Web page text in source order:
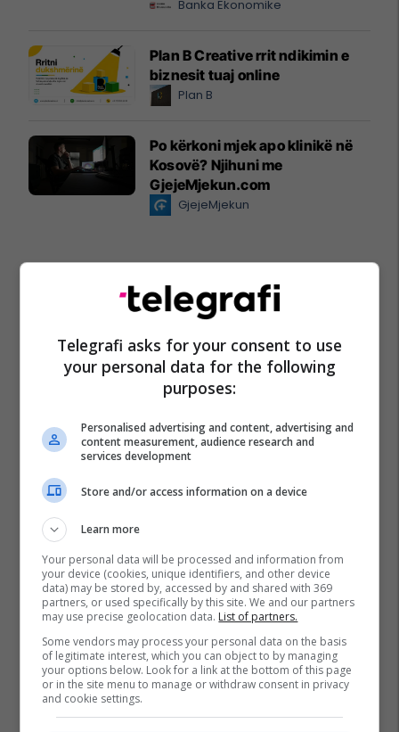
Banka Ekonomike
Plan B Creative rrit ndikimin e
biznesit tuaj online
Plan B
Po kërkoni mjek apo klinikë në
Kosovë? Njihuni me
GjejeMjekun.com
GjejeMjekun
Telegrafi asks for your consent to use
your personal data for the following
purposes:
Personalised advertising and content, advertising and
content measurement, audience research and
services development
Store and/or access information on a device
Learn more
Your personal data will be processed and information from
your device (cookies, unique identifiers, and other device
data) may be stored by, accessed by and shared with 369
partners, or used specifically by this site. We and our partners
may use precise geolocation data. List of partners.
Some vendors may process your personal data on the basis
of legitimate interest, which you can object to by managing
your options below. Look for a link at the bottom of this page
or in the site menu to manage or withdraw consent in privacy
and cookie settings.